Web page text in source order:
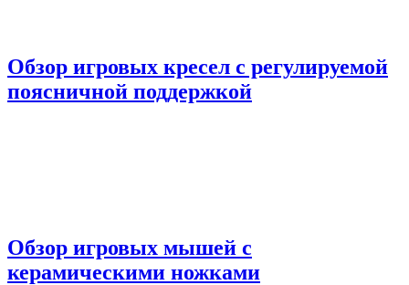
Обзор игровых кресел с регулируемой
поясничной поддержкой
Обзор игровых мышей с
керамическими ножками